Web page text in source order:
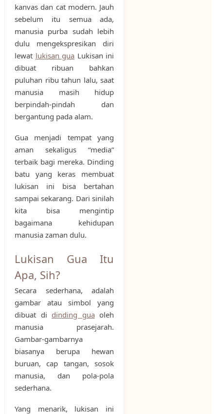
kanvas dan cat modern. Jauh
sebelum itu semua ada,
manusia purba sudah lebih
dulu mengekspresikan diri
lewat lukisan gua Lukisan ini
dibuat ribuan bahkan
puluhan ribu tahun lalu, saat
manusia masih hidup
berpindah-pindah dan
bergantung pada alam.
Gua menjadi tempat yang
aman sekaligus “media”
terbaik bagi mereka. Dinding
batu yang keras membuat
lukisan ini bisa bertahan
sampai sekarang. Dari sinilah
kita bisa mengintip
bagaimana kehidupan
manusia zaman dulu.
Lukisan Gua Itu
Apa, Sih?
Secara sederhana, adalah
gambar atau simbol yang
dibuat di dinding guaoleh
manusia prasejarah.
Gambar-gambarnya
biasanya berupa hewan
buruan, cap tangan, sosok
manusia, dan pola-pola
sederhana.
Yang menarik, lukisan ini